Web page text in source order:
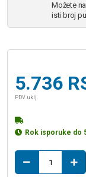
Možete
isti broj
5.736
PDV uklj.
Rok isporuke do
slavina